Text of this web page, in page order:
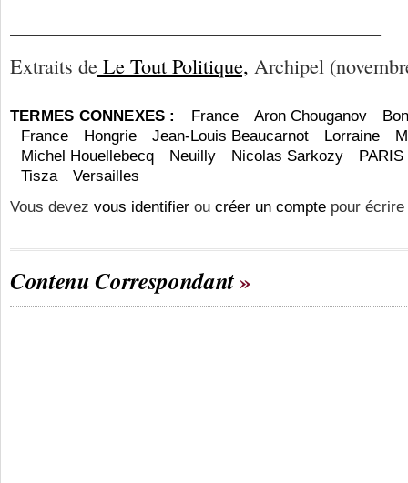
Extraits de Le Tout Politique, Archipel
TERMES CONNEXES : France Aron Chouganov
France
Hongrie Jean-Louis Beaucarnot Lorraine
Michel Houellebecq
Neuilly Nicolas Sarkozy
PARIS
Tisza
Versailles
Vous devez vous identifier ou créer un compte pour
Contenu Correspondant